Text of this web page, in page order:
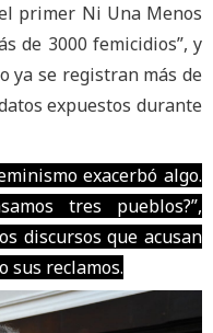
primer Ni Una Menos
de 3000 femicidios”, y
ya se registran más de
expuestos durante
exacerbó algo.
tres pueblos?”,
discursos que acusan
sus reclamos.